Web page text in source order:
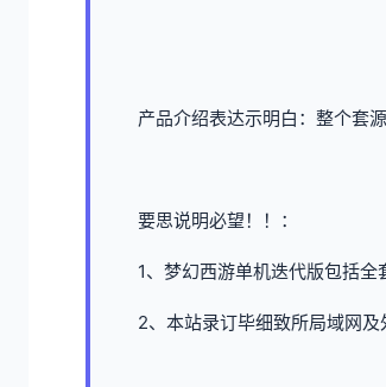
产品介绍表达示明白：整个套
要思说明必望！！：
1、 梦幻西游单机迭代版包括全
2、本站录订毕细致所局域网